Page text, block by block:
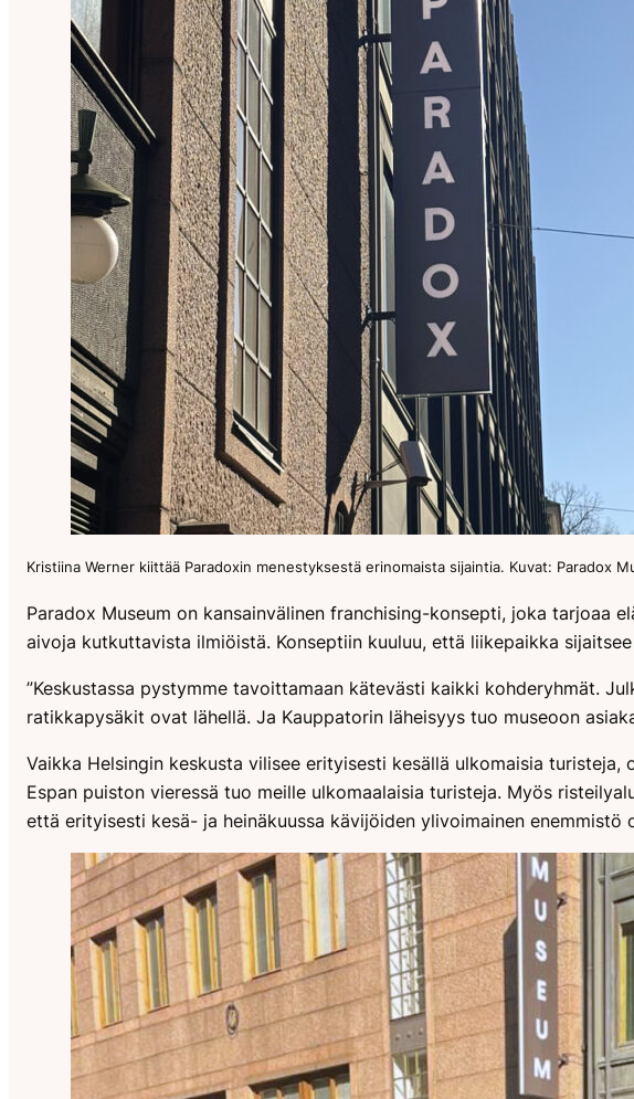
Kristiina Werner kiittää Paradoxin menestyksestä erinomaista sijaintia. Kuvat: Paradox
Paradox Museum on kansainvälinen franchising-konsepti, joka tarjoaa
aivoja kutkuttavista ilmiöistä. Konseptiin kuuluu, että liikepaikka
”Keskustassa pystymme tavoittamaan kätevästi kaikki kohderyhmät.
ratikkapysäkit ovat lähellä. Ja Kauppatorin läheisyys tuo museoon
Vaikka Helsingin keskusta vilisee erityisesti kesällä ulkomaisia
Espan puiston vieressä tuo meille ulkomaalaisia turisteja. Myös
että erityisesti kesä- ja heinäkuussa kävijöiden ylivoimainen enemmistö